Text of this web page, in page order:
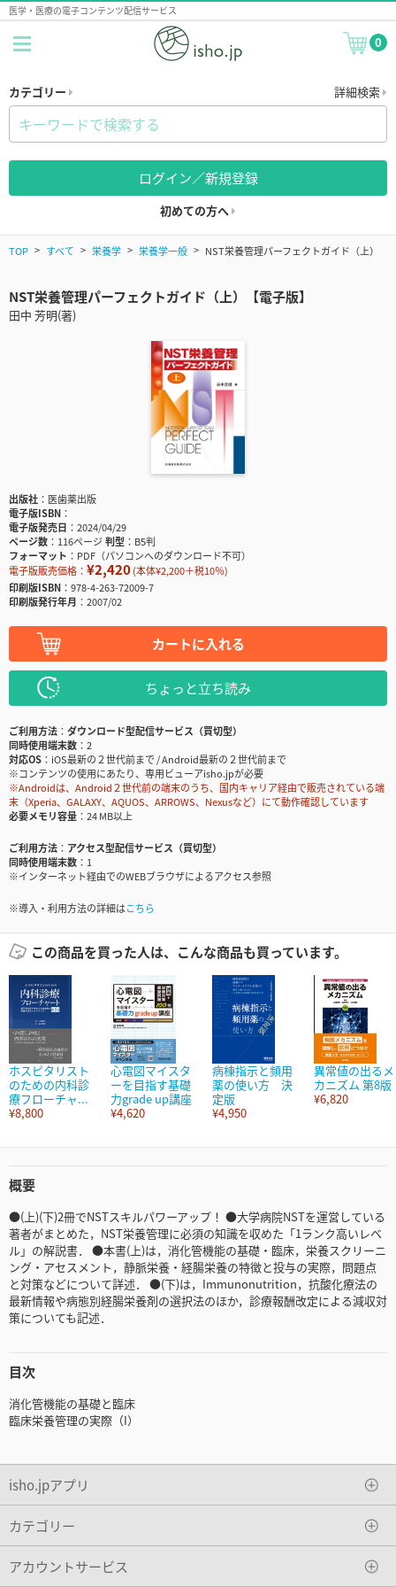
医学・医療の電子コンテンツ配信サービス
0
カテゴリー 詳細検索
ログイン／新規登録
初めての方へ
TOP すべて 栄養学 栄養学一般 NST栄養管理パーフェクトガイド（上）
NST栄養管理パーフェクトガイド（上）【電子版】
田中 芳明(著)
出版社
医歯薬出版
電子版ISBN
電子版発売日
2024/04/29
ページ数
116ページ判型
B5判
フォーマット
PDF（パソコンへのダウンロード不可）
電子版販売価格： ¥2,420(本体¥2,200＋税10％)
印刷版ISBN
978-4-263-72009-7
印刷版発行年月
2007/02
カートに入れる
ちょっと立ち読み
ご利用方法
ダウンロード型配信サービス（買切型）
同時使用端末数
2
対応OS
iOS最新の２世代前まで / Android最新の２世代前まで
※コンテンツの使用にあたり、専用ビューアisho.jpが必要
※Androidは、Android２世代前の端末のうち、国内キャリア経由で販売されている端
末（Xperia、GALAXY、AQUOS、ARROWS、Nexusなど）にて動作確認しています
必要メモリ容量
24 MB以上
ご利用方法
アクセス型配信サービス（買切型）
同時使用端末数
1
※インターネット経由でのWEBブラウザによるアクセス参照
※導入・利用方法の詳細はこちら
この商品を買った人は、こんな商品も買っています。
ホスピタリスト
のための内科診
療フローチャ...
¥8,800
心電図マイスタ
ーを目指す基礎
力grade up講座
¥4,620
病棟指示と頻用
薬の使い方 決
定版
¥4,950
異常値の出るメ
カニズム 第8版
¥6,820
概要
●(上)(下)2冊でNSTスキルパワーアップ！ ●大学病院NSTを運営している
著者がまとめた，NST栄養管理に必須の知識を収めた「1ランク高いレベ
ル」の解説書． ●本書(上)は，消化管機能の基礎・臨床，栄養スクリーニ
ング・アセスメント，静脈栄養・経腸栄養の特徴と投与の実際，問題点
と対策などについて詳述． ●(下)は，Immunonutrition，抗酸化療法の
最新情報や病態別経腸栄養剤の選択法のほか，診療報酬改定による減収対
策についても記述．
目次
消化管機能の基礎と臨床
臨床栄養管理の実際（I）
isho.jpアプリ
カテゴリー
アカウントサービス